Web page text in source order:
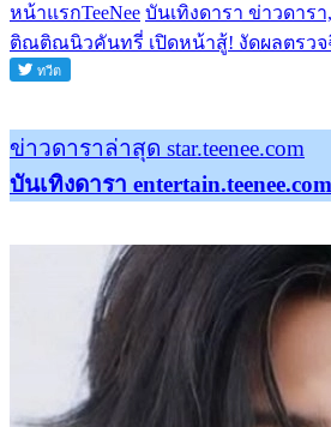
หน้าแรกTeeNee บันเทิงดารา ข่าวดาร
ติณติณนิวคันทรี่ เปิดหน้าสู้! งัดผลตรวจ
ข่าวดาราล่าสุด star.teenee.com
บันเทิงดารา entertain.teenee.com